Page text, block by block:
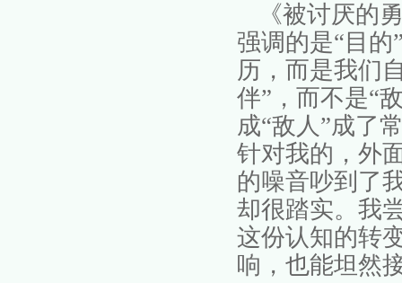
《被讨厌的
强调的是“ 目的
历，而是我们
伴” ，而不是“
成“敌人”成了
针对我的，外
的噪音吵到了
却很踏实。我
这份认知的转
响，也能坦然